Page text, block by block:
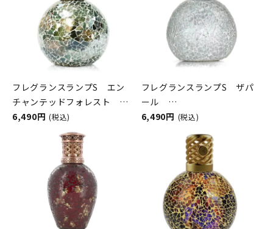
フレグランスランプS エン
チャンテッドフォレスト
ASHLEIGH&BURWOOD（ア
シュレイアンドバーウッド）
6,490円 (税込)
フレグランスランプS ザパ
ール
ASHLEIGH&BURWOOD（ア
6,490円 (税込)